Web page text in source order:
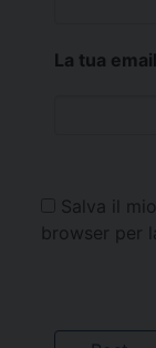
La tua email
Salva il
browser per